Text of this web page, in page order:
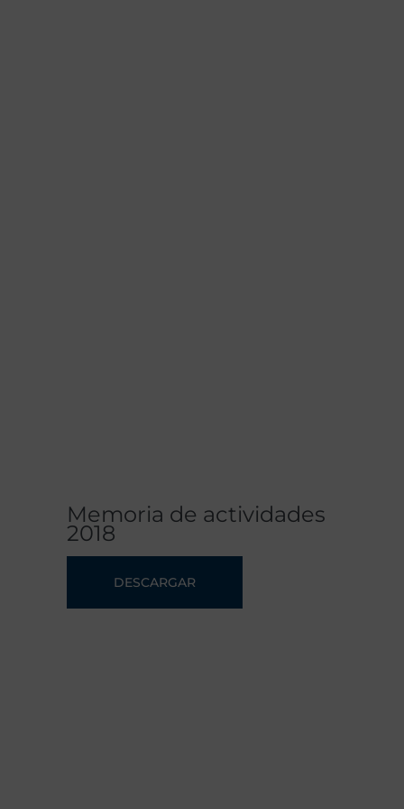
Memoria de actividades
2018
DESCARGAR